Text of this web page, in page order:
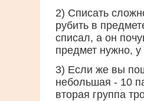
2) Списать
рубить в
списал, а он
предмет нужно,
3) Если же вы
небольшая - 10
вторая группа